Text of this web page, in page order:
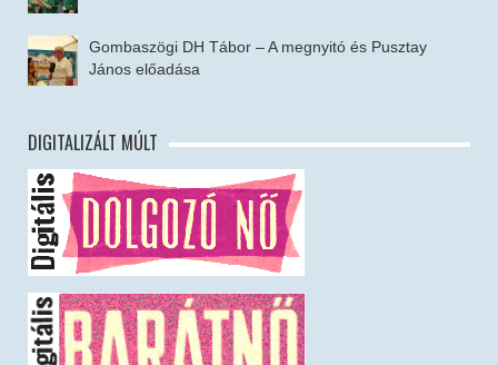
Gombaszögi DH Tábor – A megnyitó és Pusztay
János előadása
DIGITALIZÁLT MÚLT